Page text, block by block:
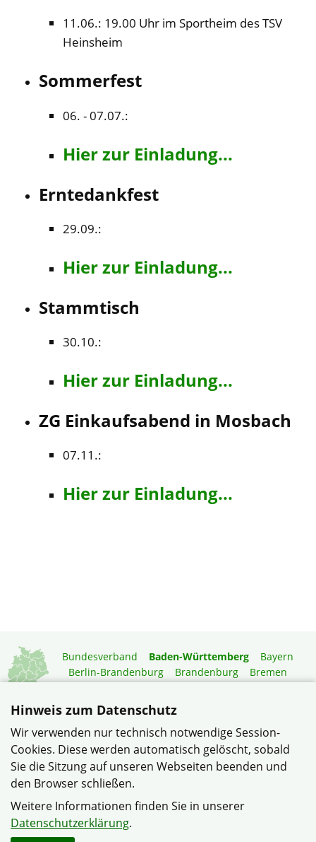
11.06.: 19.00 Uhr im Sportheim des TSV
Heinsheim
Sommerfest
06. - 07.07.:
Hier zur Einladung...
Erntedankfest
29.09.:
Hier zur Einladung...
Stammtisch
30.10.:
Hier zur Einladung...
ZG Einkaufsabend in Mosbach
07.11.:
Hier zur Einladung...
Bundesverband Baden-Württemberg
Bayern
Berlin-Brandenburg
Brandenburg
Bremen
Niedersachsen
Rheinland-Pfalz
Saarland
Sachsen-Anhalt
Schleswig-Holstein
Thüringen
Mitgliedermagazin
Gartenberatung
© Verband Wohneigentum Heinsheim/Bad Rappenau im
Verband Wohneigentum Baden-Württemberg e.V.
Datenschutzerklärung
Hinweis zum Datenschutz
Wir verwenden nur technisch notwendige Session-
Cookies. Diese werden automatisch gelöscht, sobald
Sie die Sitzung auf unseren Webseiten beenden und
den Browser schließen.
Weitere Informationen finden Sie in unserer
Datenschutzerklärung.